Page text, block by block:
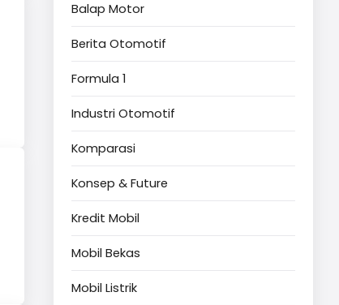
Balap Motor
Berita Otomotif
Formula 1
Industri Otomotif
Komparasi
Konsep & Future
Kredit Mobil
Mobil Bekas
Mobil Listrik